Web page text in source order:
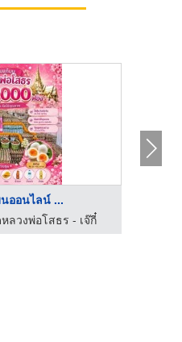
ออนไลน์ ...
ลวงพ่อโสธร - เจ๊กี๋